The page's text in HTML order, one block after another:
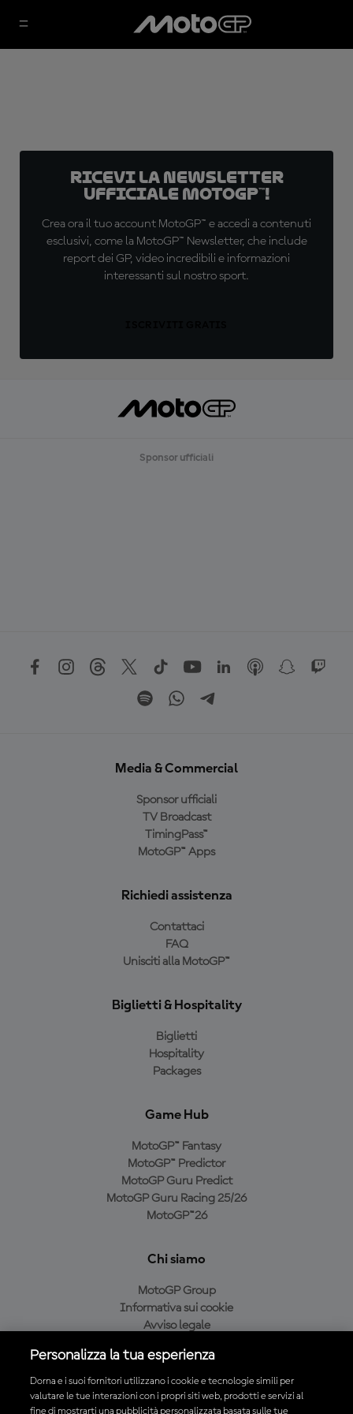
Ricevi la newsletter
ufficiale MotoGP™!
Crea ora il tuo account MotoGP™ e accedi a contenuti
esclusivi, come la MotoGP™ Newsletter, che include
report dei GP, video incredibili e informazioni
interessanti sul nostro sport.
Sponsor ufficiali
Media & Commercial
Sponsor ufficiali
TV Broadcast
TimingPass™
MotoGP™ Apps
Richiedi assistenza
Contattaci
FAQ
Unisciti alla MotoGP™
Biglietti & Hospitality
Biglietti
Hospitality
Packages
Game Hub
MotoGP™ Fantasy
MotoGP™ Predictor
MotoGP Guru Predict
MotoGP Guru Racing 25/26
MotoGP™26
Chi siamo
MotoGP Group
Informativa sui cookie
Avviso legale
Condizioni di acquisto
Personalizza la tua esperienza
Dorna e i suoi fornitori utilizzano i cookie e tecnologie simili per
valutare le tue interazioni con i propri siti web, prodotti e servizi al
fine di mostrarti una pubblicità personalizzata basata sulle tue